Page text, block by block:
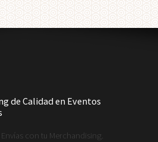
de Calidad en Eventos
Envías con tu Merchandising.